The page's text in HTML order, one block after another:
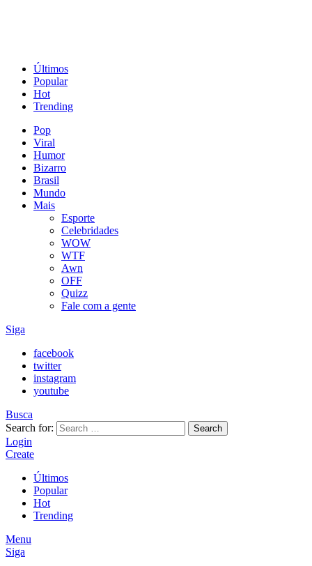
Últimos
Popular
Hot
Trending
Pop
Viral
Humor
Bizarro
Brasil
Mundo
Mais
Esporte
Celebridades
WOW
WTF
Awn
OFF
Quizz
Fale com a gente
Siga
facebook
twitter
instagram
youtube
Busca
Search for:
Search
Login
Create
Últimos
Popular
Hot
Trending
Menu
Siga